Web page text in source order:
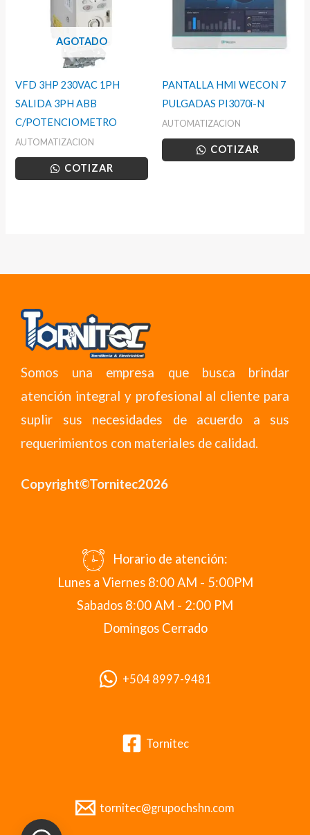
AGOTADO
VFD 3HP 230VAC 1PH
SALIDA 3PH ABB
C/POTENCIOMETRO
AUTOMATIZACION
COTIZAR
PANTALLA HMI WECON 7
PULGADAS PI3070i-N
AUTOMATIZACION
COTIZAR
Somos una empresa que busca brindar
atención integral y profesional al cliente para
suplir sus necesidades de acuerdo a sus
requerimientos con materiales de calidad.
Copyright©Tornitec2026
Horario de atención:
Lunes a Viernes 8:00 AM - 5:00PM
Sabados 8:00 AM - 2:00 PM
Domingos Cerrado
+504 8997-9481
Tornitec
tornitec@grupochshn.com